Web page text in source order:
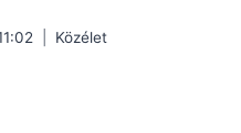
Közélet